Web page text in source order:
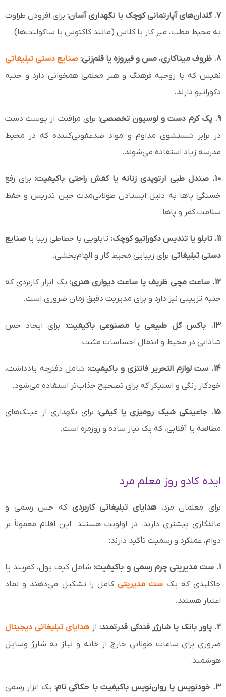
7. گلدان‌های آپارتمانی کوچک با نگهداری آسان:
برای افزودن طراوت
به محیط مطب، میز کار یا کلاس (مانند کاکتوس یا ساکولنت‌ها).
8. ظروف میناکاری، مس و فیروزه یا قلم‌زنی:
صنایع دستی تبلیغاتی
نفیس که با روحیه فرهنگ و هنر معلمی همخوانی دارد و جنبه
دکوراتیو دارند.
9. پک کرم دست و لوسیون تخصصی:
برای مراقبت از پوست دست
در برابر شستشوی مداوم و مواد ضدعفونی‌کننده که در محیط
مدرسه زیاد استفاده می‌شوند.
10. صندل طبی ارتوپدی زنانه یا کفش راحتی باکیفیت:
برای رفع
خستگی پاها به دلیل ایستادن طولانی‌مدت حین تدریس و حفظ
سلامت کمر و پاها.
11. تابلو یا تندیس دکوراتیو کوچک: تابلویی با خطاطی زیبا یا صنایع
دستی تبلیغاتی برای زیبایی محیط کار و الهام‌بخشی.
12. ساعت مچی ظریف یا ساعت دیواری هنری:
یک ابزار کاربردی که
جنبه تزیینی نیز دارد و برای مدیریت دقیق زمان ضروری است.
13. باکس گل طبیعی یا مصنوعی باکیفیت:
برای ایجاد حس
شادابی در محیط و انتقال احساسات مثبت.
14. ست لوازم التحریر فانتزی و باکیفیت:
شامل دفترچه یادداشت،
خودکار رنگی و استیکر که برای تصحیح جذاب‌تر استفاده می‌شود.
15. جاعینکی شیک رومیزی یا کیفی:
برای نگهداری از عینک‌های
مطالعه یا آفتابی، که یک نیاز ساده و روزمره است.
ایده کادو روز معلم مرد
برای معلمان مرد،هدایای تبلیغاتی کاربردی که حس رسمی و
ماندگاری بیشتری دارند، در اولویت هستند. این اقلام معمولاً بر
دوام، عملکرد و رسمیت تأکید دارند:
1. ست مدیریتی چرم رسمی و باکیفیت:
شامل کیف پول، کمربند یا
جاکلیدی که یک ست مدیریتیکامل را تشکیل می‌دهند و نماد
اعتبار هستند.
2. پاور بانک یا شارژر فندکی قدرتمند: ازهدایای تبلیغاتی دیجیتال
ضروری برای ساعات طولانی خارج از خانه و نیاز به شارژ وسایل
هوشمند.
3. خودنویس یا روان‌نویس باکیفیت با حکاکی نام: یک ابزار رسمی